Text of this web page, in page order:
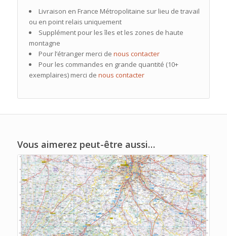
Livraison en France Métropolitaine sur lieu de travail
ou en point relais uniquement
Supplément pour les îles et les zones de haute
montagne
Pour l’étranger merci de nous contacter
Pour les commandes en grande quantité (10+
exemplaires) merci de nous contacter
Vous aimerez peut-être aussi…